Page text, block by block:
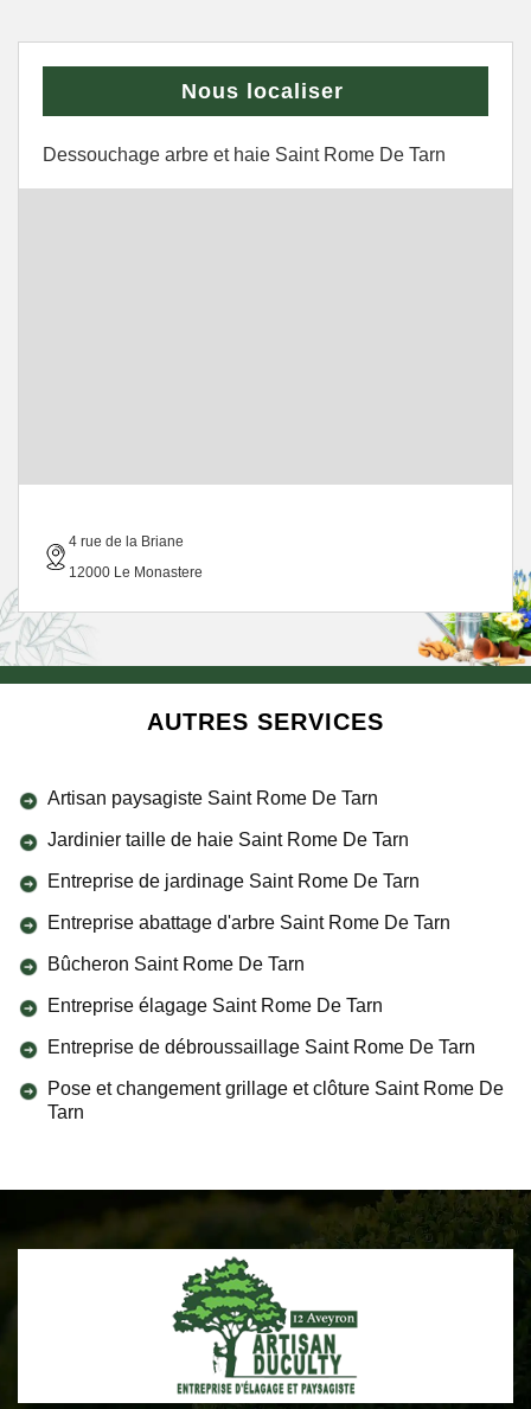
Nous localiser
Dessouchage arbre et haie Saint Rome De Tarn
4 rue de la Briane
12000 Le Monastere
AUTRES SERVICES
Artisan paysagiste Saint Rome De Tarn
Jardinier taille de haie Saint Rome De Tarn
Entreprise de jardinage Saint Rome De Tarn
Entreprise abattage d'arbre Saint Rome De Tarn
Bûcheron Saint Rome De Tarn
Entreprise élagage Saint Rome De Tarn
Entreprise de débroussaillage Saint Rome De Tarn
Pose et changement grillage et clôture Saint Rome De
Tarn